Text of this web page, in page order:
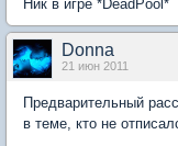
Ник в игре *DeadPool*
Donna
21 июн 2011
Предварительный
в теме, кто не